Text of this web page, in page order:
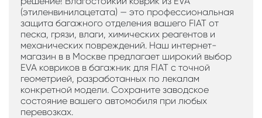
(этиленвинилацетата) — это профессиональная
защита багажного отделения вашего FIAT от
песка, грязи, влаги, химических реагентов и
механических повреждений. Наш интернет-
магазин в в Москве предлагает широкий выбор
EVA ковриков в багажник для FIAT с точной
геометрией, разработанных по лекалам
конкретной модели. Сохраните заводское
состояние вашего автомобиля при любых
перевозках.